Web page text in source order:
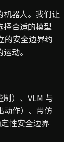
机器人。我们让
合适的模型
的安全边界约
动。
）、VLM 与
动作）、带仿
性安全边界